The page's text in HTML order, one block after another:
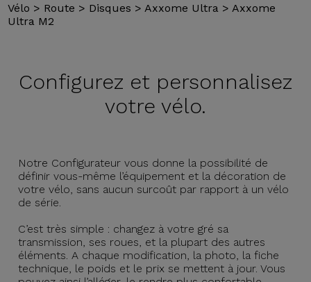
Vélo > Route > Disques > Axxome Ultra > Axxome
Ultra M2
Configurez et personnalisez
votre vélo.
Notre Configurateur vous donne la possibilité de
définir vous-même l’équipement et la décoration de
votre vélo, sans aucun surcoût par rapport à un vélo
de série.
C’est très simple : changez à votre gré sa
transmission, ses roues, et la plupart des autres
éléments. A chaque modification, la photo, la fiche
technique, le poids et le prix se mettent à jour. Vous